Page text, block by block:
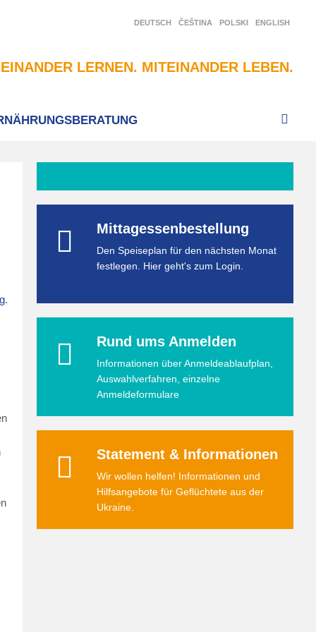
DEUTSCH ČEŠTINA POLSKI ENGLISH
LERNEN. MITEINANDER LEBEN.
.
Mittagessenbestellung
Den Speiseplan für den nächsten Monat
festlegen. Hier geht's zum Login.
Rund ums Anmelden
Informationen über Anmeldeablaufplan,
Auswahlverfahren, einzelne
Anmeldeformulare
Statement & Informationen
Wir wollen helfen! Informationen und
Hilfsangebote für Geflüchtete aus der
Ukraine.